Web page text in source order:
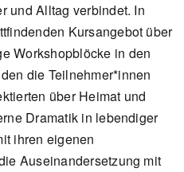
und Alltag verbindet. In
Kursangebot über
Workshopblöcke in den
die Teilnehmer*innen
über Heimat und
Dramatik in lebendiger
ihren eigenen
Auseinandersetzung mit